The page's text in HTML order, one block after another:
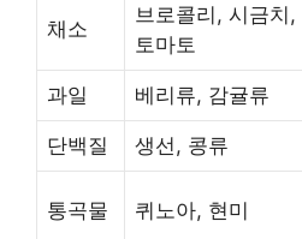
채소
브로콜리, 시금치,
토마토
과일 베리류, 감귤류
단백질 생선, 콩류
통곡물 퀴노아, 현미